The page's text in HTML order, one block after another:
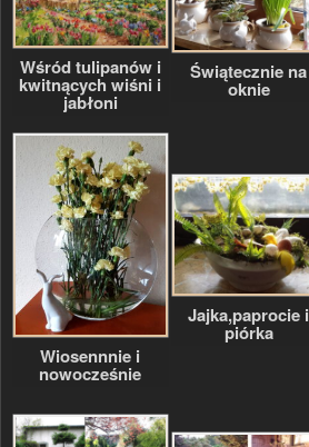
Wśród tulipanów i
kwitnących wiśni i
jabłoni
Świątecznie na
oknie
Wiosennnie i
nowocześnie
Jajka,paprocie i
piórka